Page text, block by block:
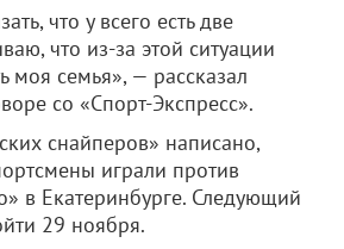
что у всего есть две
что из-за этой ситуации
моя семья», — рассказал
со «Спорт-Экспресс».
снайперов» написано,
играли против
в Екатеринбурге. Следующий
29 ноября.